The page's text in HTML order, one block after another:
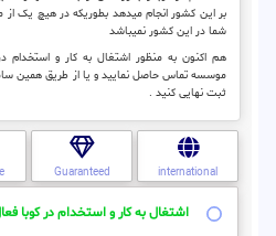
بر این کشور انجام میدهد بطوریکه در هیچ یک از
شما در این کشور نمیباشد
هم اکنون به منظور اشتغال به کار و استخدام
موسسه تماس حاصل نمایید و یا از طریق همین
ثبت نهایی کنید .
international
Guaranteed
اشتغال به کار و استخدام در کوبا